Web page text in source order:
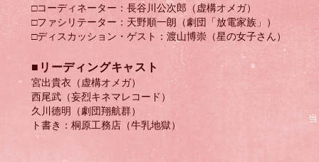
□コーディネーター：長谷川公次郎（虚構オメガ）
□ファシリテーター：天野順一朗（劇団「放電家族」）
□ディスカッション・ゲスト：渡山博崇（星の女子さん）
​■リーディングキャスト
宮出貴衣（虚構オメガ）
西尾武（妄烈キネマレコード）
久川德明（劇団翔航群）
ト書き：桐原工務店（牛乳地獄）